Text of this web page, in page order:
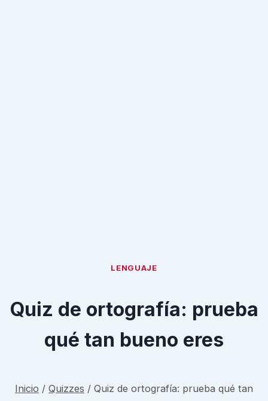
LENGUAJE
Quiz de ortografía: prueba
qué tan bueno eres
Inicio / Quizzes / Quiz de ortografía: prueba qué tan